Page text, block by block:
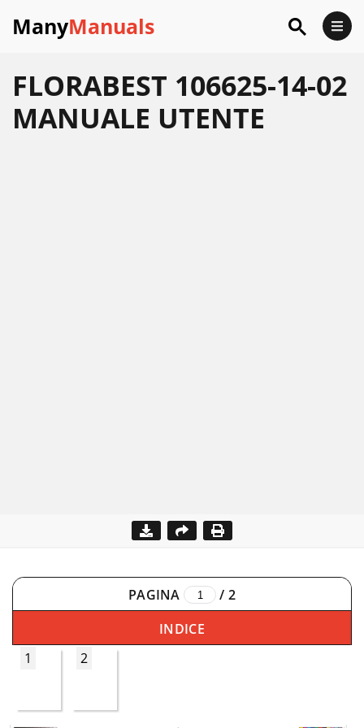
ManyManuals
FLORABEST 106625-14-02
MANUALE UTENTE
PAGINA / 2
INDICE
1
2